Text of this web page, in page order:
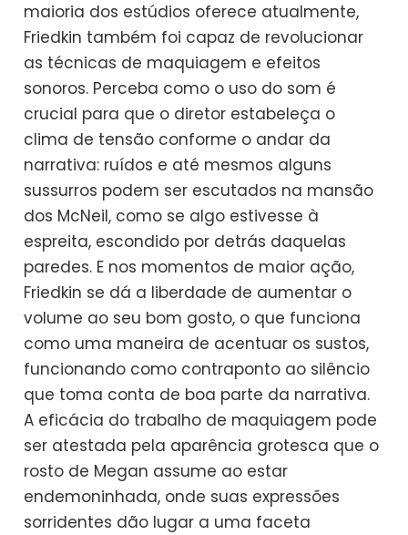
maioria dos estúdios oferece atualmente,
Friedkin também foi capaz de revolucionar
as técnicas de maquiagem e efeitos
sonoros. Perceba como o uso do som é
crucial para que o diretor estabeleça o
clima de tensão conforme o andar da
narrativa: ruídos e até mesmos alguns
sussurros podem ser escutados na mansão
dos McNeil, como se algo estivesse à
espreita, escondido por detrás daquelas
paredes. E nos momentos de maior ação,
Friedkin se dá a liberdade de aumentar o
volume ao seu bom gosto, o que funciona
como uma maneira de acentuar os sustos,
funcionando como contraponto ao silêncio
que toma conta de boa parte da narrativa.
A eficácia do trabalho de maquiagem pode
ser atestada pela aparência grotesca que o
rosto de Megan assume ao estar
endemoninhada, onde suas expressões
sorridentes dão lugar a uma faceta